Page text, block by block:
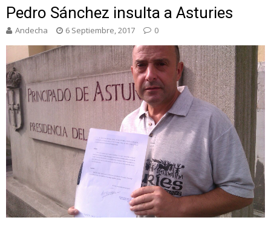
Pedro Sánchez insulta a Asturies
Andecha 6 Septiembre, 2017 0